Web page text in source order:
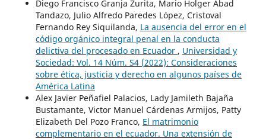
Diego Francisco Granja Zurita, Mario Holger Abad
Tandazo, Julio Alfredo Paredes López, Cristoval
Fernando Rey Siquilanda, La ausencia del error en el
código orgánico integral penal en la conducta
delictiva del procesado en Ecuador , Universidad y
Sociedad: Vol. 14 Núm. S4 (2022): Consideraciones
sobre ética, justicia y derecho en algunos países de
América Latina
Alex Javier Peñafiel Palacios, Lady Jamileth Bajaña
Bustamante, Victor Manuel Cárdenas Armijos, Patty
Elizabeth Del Pozo Franco, El matrimonio
complementario en el ecuador. Una extensión de